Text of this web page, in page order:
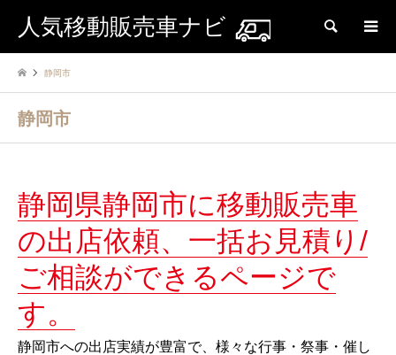
人気移動販売車ナビ 検索
静岡市
静岡市
静岡県静岡市に移動販売車
の出店依頼、一括お見積り/
ご相談ができるページで
す。
静岡市への出店実績が豊富で、様々な行事・祭事・催し